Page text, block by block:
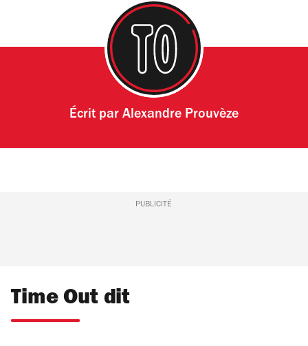
Écrit par Alexandre Prouvèze
PUBLICITÉ
Time Out dit